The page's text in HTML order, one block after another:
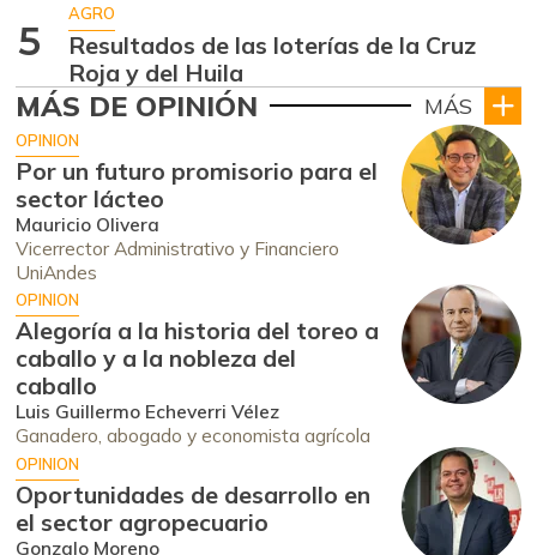
5
AGRO
Resultados de las loterías de la Cruz
Roja y del Huila
MÁS DE OPINIÓN MÁS
OPINION
Por un futuro promisorio para el
sector lácteo
Mauricio Olivera
Vicerrector Administrativo y Financiero
UniAndes
OPINION
Alegoría a la historia del toreo a
caballo y a la nobleza del
caballo
Luis Guillermo Echeverri Vélez
Ganadero, abogado y economista agrícola
OPINION
Oportunidades de desarrollo en
el sector agropecuario
Gonzalo Moreno